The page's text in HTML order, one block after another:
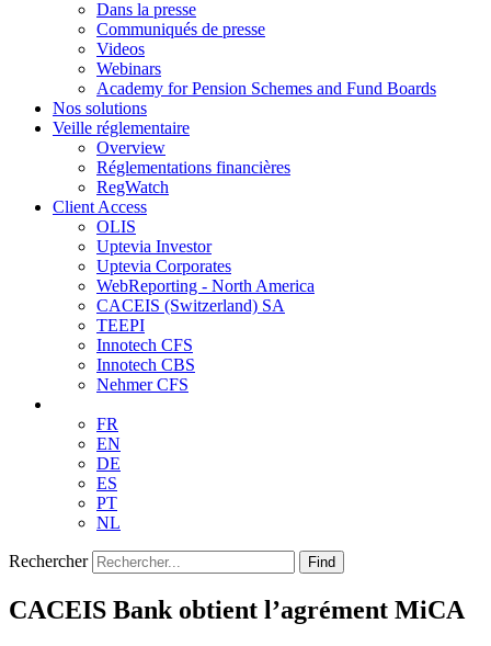
Dans la presse
Communiqués de presse
Videos
Webinars
Academy for Pension Schemes and Fund Boards
Nos solutions
Veille réglementaire
Overview
Réglementations financières
RegWatch
Client Access
OLIS
Uptevia Investor
Uptevia Corporates
WebReporting - North America
CACEIS (Switzerland) SA
TEEPI
Innotech CFS
Innotech CBS
Nehmer CFS
FR
EN
DE
ES
PT
NL
Rechercher Find
CACEIS Bank obtient l’agrément MiCA